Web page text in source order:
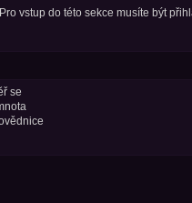
Pro vstup do této sekce musíte být